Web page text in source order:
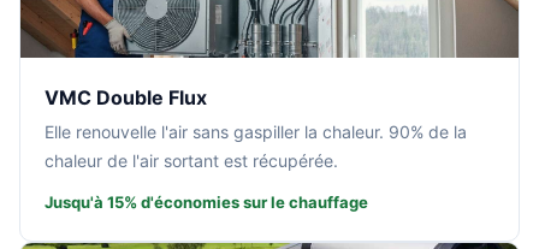
VMC Double Flux
Elle renouvelle l'air sans gaspiller la chaleur. 90% de la
chaleur de l'air sortant est récupérée.
Jusqu'à 15% d'économies sur le chauffage